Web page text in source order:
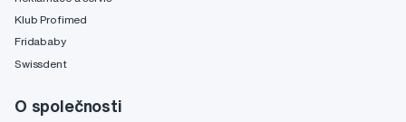
Klub Profimed
Fridababy
Swissdent
O společnosti